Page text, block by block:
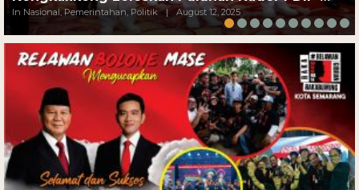
In Nasional, Pemerintahan, Politik | August 12, 2025